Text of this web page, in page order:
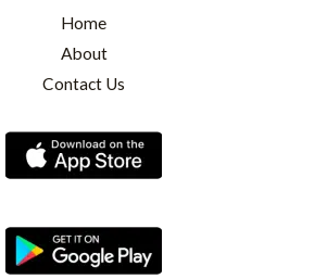
Home
About
Contact Us